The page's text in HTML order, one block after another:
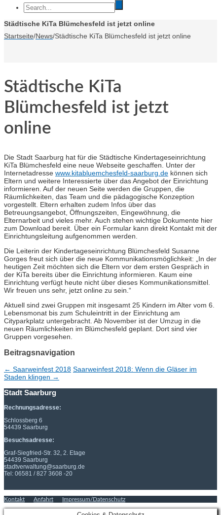
Städtische KiTa Blümchesfeld ist jetzt online
Startseite/News/Städtische KiTa Blümchesfeld ist jetzt online
Städtische KiTa
Blümchesfeld ist jetzt
online
Die Stadt Saarburg hat für die Städtische Kindertageseinrichtung
KiTa Blümchesfeld eine neue Webseite geschaffen. Unter der
Internetadresse www.kitabluemchesfeld-saarburg.de können sich
Eltern und weitere Interessierte über das Angebot der Einrichtung
informieren. Auf der neuen Seite werden die Gruppen, die
Räumlichkeiten, das Team und die pädagogische Konzeption
vorgestellt. Eltern erhalten zudem Infos über das
Betreuungsangebot, Öffnungszeiten, Eingewöhnung, die
Elternarbeit und vieles mehr. Auch stehen wichtige Dokumente hier
zum Download bereit. Über ein Formular kann direkt Kontakt mit der
Einrichtungsleitung aufgenommen werden.
Die Leiterin der Kindertageseinrichtung Blümchesfeld Susanne
Gorges freut sich über die neue Kommunikationsmöglichkeit: „In der
heutigen Zeit möchten sich die Eltern vor dem ersten Gespräch in
der KiTa bereits über die Einrichtung informieren. Kaum eine
Einrichtung verfügt heute nicht über dieses Kommunikationsmittel.
Wir freuen uns sehr, jetzt online zu sein.“
Aktuell sind zwei Gruppen mit insgesamt 25 Kindern im Alter vom 6.
Lebensmonat bis zum Schuleintritt in der Einrichtung am
Cityparkplatz untergebracht. Ab November ist der Umzug in die
neuen Räumlichkeiten im Blümchesfeld geplant. Dort sind vier
Gruppen vorgesehen.
Beitragsnavigation
← Saarweinfest 2018 Saarweinfest 2018: Wenn die Gläser im
Staden klingen →
Stadt Saarburg
Rechnungsadresse:
Schlossberg 6
54439 Saarburg
Besuchsadresse:
Graf-Siegfried-Str. 32, 2. Etage
54439 Saarburg
stadtverwaltung@saarburg.de
Tel: 06581 / 827 3608 -20
Kontakt Anfahrt Impressum/Datenschutz